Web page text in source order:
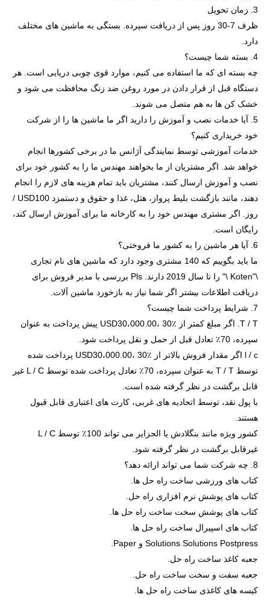
3. زمان تحویل
ظرف 7-30 روز پس از دریافت سپرده. بستگی به ماشین های مختلف
دارد.
4. بسته شما چیست؟
چه بسته ای که ما استفاده می کنیم، موارد قوی چوبی دریایی است. هر
دستگاه قبل از قرار دادن در مورد روغن ضد زنگ محافظت می شود و
خشک کن ها به هم متصل می شوند.
5. آیا خدمات نصب و آموزش را دارید اگر ما ماشین ها را از شرکت
خود خریداری کنیم؟
خدمات آموزشی توسط نمایندگی آژانس ما در برخی کشورها انجام
خواهد شد. اگر مشتریان از ما بخواهند مهندس ما را به کشور خود برای
نصب و آموزش ارسال کنند، مشتریان باید تمام هزینه های لازم را انجام
دهند، مانند بازگشت بلیط پرواز، هتل، غذا و حقوق و دستمزد USD100 /
روز. اگر مشتری مهندس خود را به کارخانه ما برای آموزش ارسال کند،
رایگان است.
6. آیا هر ماشین را به کشور ما فروختی؟
ما باید بگوییم که 140 مشتری وجود دارد که ماشین های نام تجاری
\"Koten \" را تا سال 2019 دارند. Pls بررسی با مدیر فروش برای
دریافت اطلاعات بیشتر اگر شما نیاز به بازخورد ماشین آلات.
7. شرایط پرداخت شما چیست؟
T / T. اگر مبلغ کمتر از USD30،000.00، 30٪ پیش پرداخت به عنوان
سپرده، 70٪ تعادل قبل از حمل و نقل پرداخت شود.
l / c اگر مقدار فروش بالاتر از USD30،000.00، 30٪ پرداخت شده
توسط T / T به عنوان سپرده، 70٪ تعادل پرداخت شده توسط L / C غیر
قابل برگشت در نظر گرفته شده است.
با پول نقد، توسط اتحادیه های غربی، کارت های اعتباری قابل قبول
هستند.
کشور ویژه مانند بنگلادش یا الجزایر می تواند 100٪ توسط L / C
غیرقابل برگشت در نظر گرفته شود.
8. چه شرکت شما می تواند ارائه دهد؟
کتاب های ورزشی ساخت راه حل ها.
کتاب های پوشش نرم افزاری راه حل.
کتاب های پوشش سخت ساخت راه حل ها.
کتاب های اسپیرال ساخت راه حل ها.
Solutions Solutions Postpress و Paper.
جعبه کاغذ ساخت راه حل.
جعبه سفت و سخت ساخت راه حل.
کیسه های کاغذی ساخت راه حل ها.